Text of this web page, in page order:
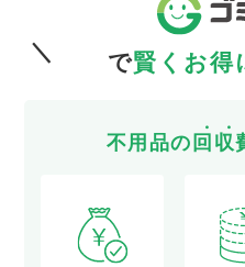
で賢くお得
不用品の 回 収